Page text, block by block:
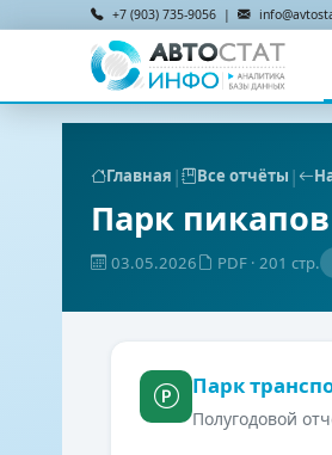
+7 (903) 735-9056 |
Главная | Все отчёты |
Парк
03.05.2026 PDF · 201 стр.
Парк
Полугодовой